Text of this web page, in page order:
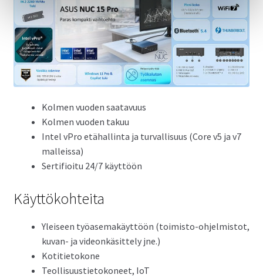
Kolmen vuoden saatavuus
Kolmen vuoden takuu
Intel vPro etähallinta ja turvallisuus (Core v5 ja v7
malleissa)
Sertifioitu 24/7 käyttöön
Käyttökohteita
Yleiseen työasemakäyttöön (toimisto-ohjelmistot,
kuvan- ja videonkäsittely jne.)
Kotitietokone
Teollisuustietokoneet, IoT